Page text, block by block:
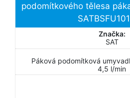
podomítkového tělesa
Značka:
SAT
Páková podomítková
4,5 l/min